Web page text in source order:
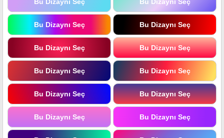
Bu Dizaynı Seç Bu Dizaynı Seç
Bu Dizaynı Seç Bu Dizaynı Seç
Bu Dizaynı Seç Bu Dizaynı Seç
Bu Dizaynı Seç Bu Dizaynı Seç
Bu Dizaynı Seç Bu Dizaynı Seç